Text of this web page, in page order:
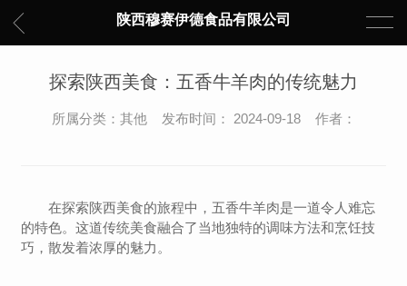
陕西穆赛伊德食品有限公司
探索陕西美食：五香牛羊肉的传统魅力
所属分类：其他 发布时间： 2024-09-18 作者：
在探索陕西美食的旅程中，五香牛羊肉是一道令人难忘
的特色。这道传统美食融合了当地独特的调味方法和烹饪技
巧，散发着浓厚的魅力。